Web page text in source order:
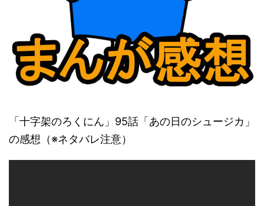
「十字架のろくにん」95話「あの日のシュージカ」
の感想（※ネタバレ注意）